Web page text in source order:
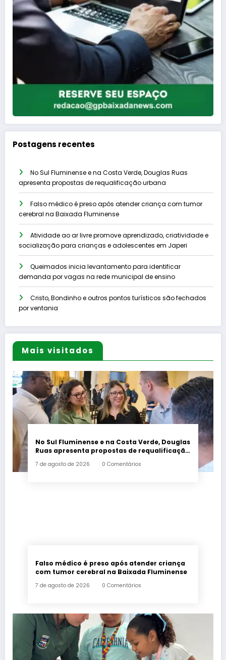
Postagens recentes
No Sul Fluminense e na Costa Verde, Douglas Ruas
apresenta propostas de requalificação urbana
Falso médico é preso após atender criança com tumor
cerebral na Baixada Fluminense
Atividade ao ar livre promove aprendizado, criatividade e
socialização para crianças e adolescentes em Japeri
Queimados inicia levantamento para identificar
demanda por vagas na rede municipal de ensino
Cristo, Bondinho e outros pontos turísticos são fechados
por ventania
Mais visitados
No Sul Fluminense e na Costa Verde, Douglas
Ruas apresenta propostas de requalificação
7 de agosto de 2026 0 Comentários
Falso médico é preso após atender criança
com tumor cerebral na Baixada Fluminense
7 de agosto de 2026 0 Comentários